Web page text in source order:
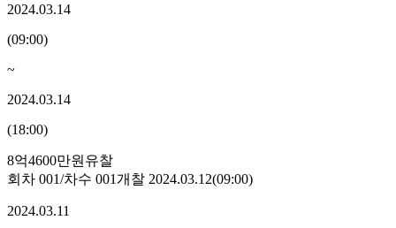
2024.03.14
(09:00)
~
2024.03.14
(18:00)
8억4600만원 유찰
회차 001/차수 001개찰 2024.03.12(09:00)
2024.03.11